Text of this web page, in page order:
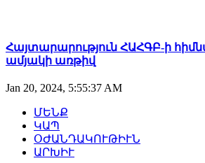
Հայտարարություն ՀԱՀԳԲ-ի
ամյակի առթիվ
Jan 20, 2024, 5:55:37 AM
ՄԵՆՔ
ԿԱՊ
ՕԺԱՆԴԱԿՈՒԹԻՒՆ
ԱՐԽԻՒ